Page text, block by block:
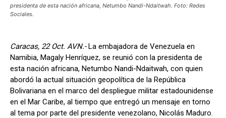
presidenta de esta nación africana, Netumbo Nandi-Ndaitwah. Foto: Redes
Sociales.
Caracas, 22 Oct. AVN.-La embajadora de Venezuela en
Namibia, Magaly Henríquez, se reunió con la presidenta de
esta nación africana, Netumbo Nandi-Ndaitwah, con quien
abordó la actual situación geopolítica de la República
Bolivariana en el marco del despliegue militar estadounidense
en el Mar Caribe, al tiempo que entregó un mensaje en torno
al tema por parte del presidente venezolano, Nicolás Maduro.